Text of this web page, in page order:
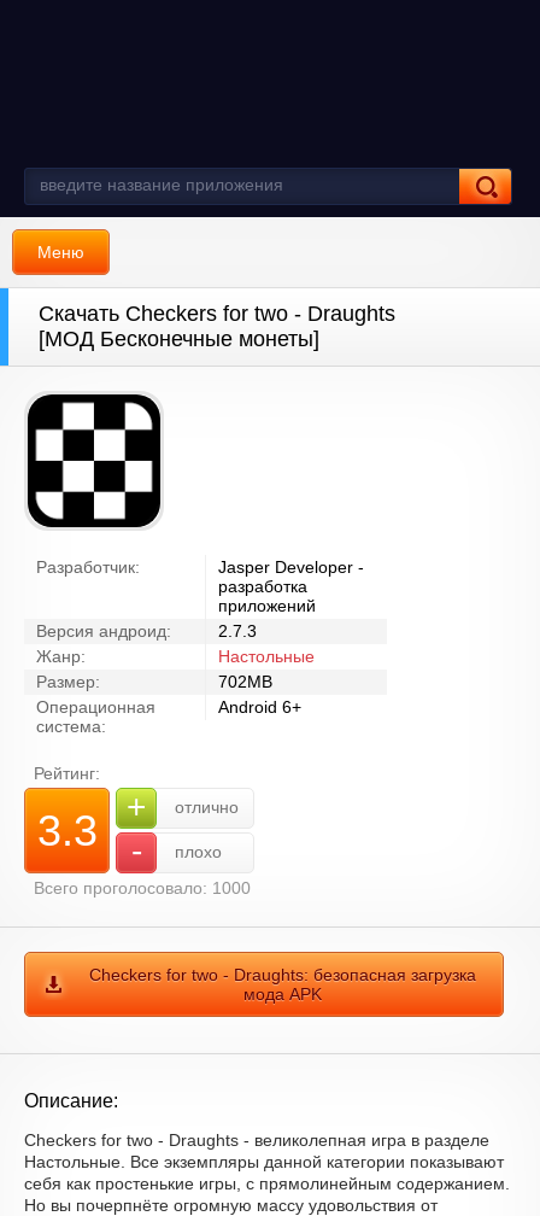
Меню
Скачать Checkers for two - Draughts
[МОД Бесконечные монеты]
Разработчик:
Jasper Developer -
разработка
приложений
Версия андроид:
2.7.3
Жанр:
Настольные
Размер:
702MB
Операционная
система:
Android 6+
Рейтинг:
3.3 + отлично
-
плохо
Всего проголосовало: 1000
Checkers for two - Draughts: безопасная загрузка
мода APK
Описание:
Checkers for two - Draughts - великолепная игра в разделе
Настольные. Все экземпляры данной категории показывают
себя как простенькие игры, с прямолинейным содержанием.
Но вы почерпнёте огромную массу удовольствия от